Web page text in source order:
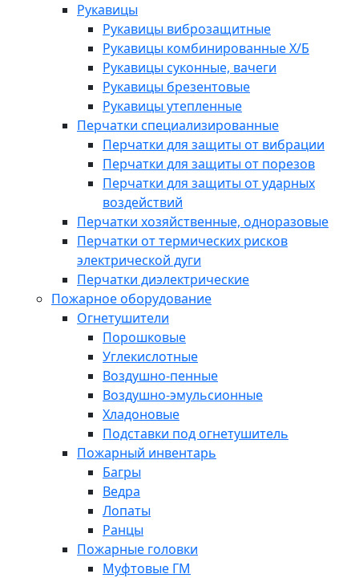
Рукавицы
Рукавицы виброзащитные
Рукавицы комбинированные Х/Б
Рукавицы суконные, вачеги
Рукавицы брезентовые
Рукавицы утепленные
Перчатки специализированные
Перчатки для защиты от вибрации
Перчатки для защиты от порезов
Перчатки для защиты от ударных
воздействий
Перчатки хозяйственные, одноразовые
Перчатки от термических рисков
электрической дуги
Перчатки диэлектрические
Пожарное оборудование
Огнетушители
Порошковые
Углекислотные
Воздушно-пенные
Воздушно-эмульсионные
Хладоновые
Подставки под огнетушитель
Пожарный инвентарь
Багры
Ведра
Лопаты
Ранцы
Пожарные головки
Муфтовые ГМ